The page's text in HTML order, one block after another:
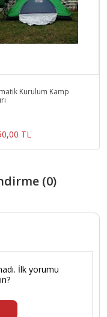
Kurulum Kamp
TL
(0)
İlk yorumu